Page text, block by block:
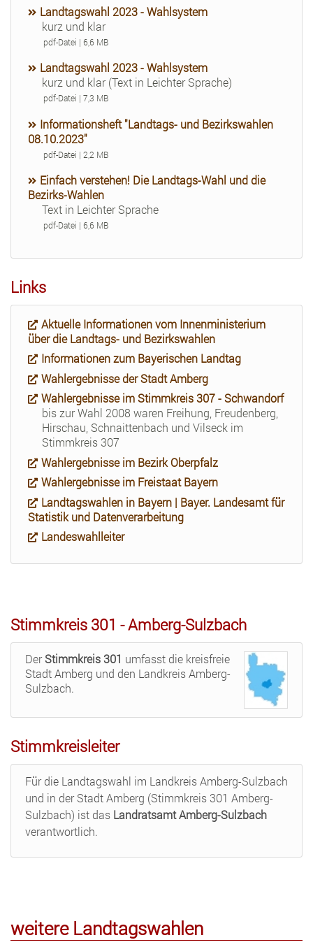
Landtagswahl 2023 - Wahlsystem
kurz und klar
pdf-Datei | 6,6 MB
Landtagswahl 2023 - Wahlsystem
kurz und klar (Text in Leichter Sprache)
pdf-Datei | 7,3 MB
Informationsheft "Landtags- und Bezirkswahlen
08.10.2023"
pdf-Datei | 2,2 MB
Einfach verstehen! Die Landtags-Wahl und die
Bezirks-Wahlen
Text in Leichter Sprache
pdf-Datei | 6,6 MB
Links
Aktuelle Informationen vom Innenministerium
über die Landtags- und Bezirkswahlen
Informationen zum Bayerischen Landtag
Wahlergebnisse der Stadt Amberg
Wahlergebnisse im Stimmkreis 307 - Schwandorf
bis zur Wahl 2008 waren Freihung, Freudenberg,
Hirschau, Schnaittenbach und Vilseck im
Stimmkreis 307
Wahlergebnisse im Bezirk Oberpfalz
Wahlergebnisse im Freistaat Bayern
Landtagswahlen in Bayern | Bayer. Landesamt für
Statistik und Datenverarbeitung
Landeswahlleiter
Stimmkreis 301 - Amberg-Sulzbach
DerStimmkreis 301 umfasst die kreisfreie
Stadt Amberg und den Landkreis Amberg-
Sulzbach.
Stimmkreisleiter
Für die Landtagswahl im Landkreis Amberg-Sulzbach
und in der Stadt Amberg (Stimmkreis 301 Amberg-
Sulzbach) ist das Landratsamt Amberg-Sulzbach
verantwortlich.
weitere Landtagswahlen